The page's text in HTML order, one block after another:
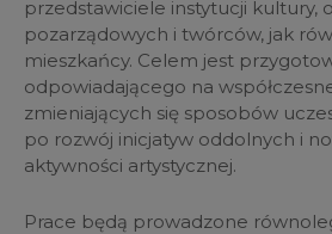
przedstawiciele instytucji kultury,
pozarządowych i twórców, jak
mieszkańcy. Celem jest
odpowiadającego na
zmieniających się sposobów
po rozwój inicjatyw oddolnych i
aktywności artystycznej.
Prace będą prowadzone